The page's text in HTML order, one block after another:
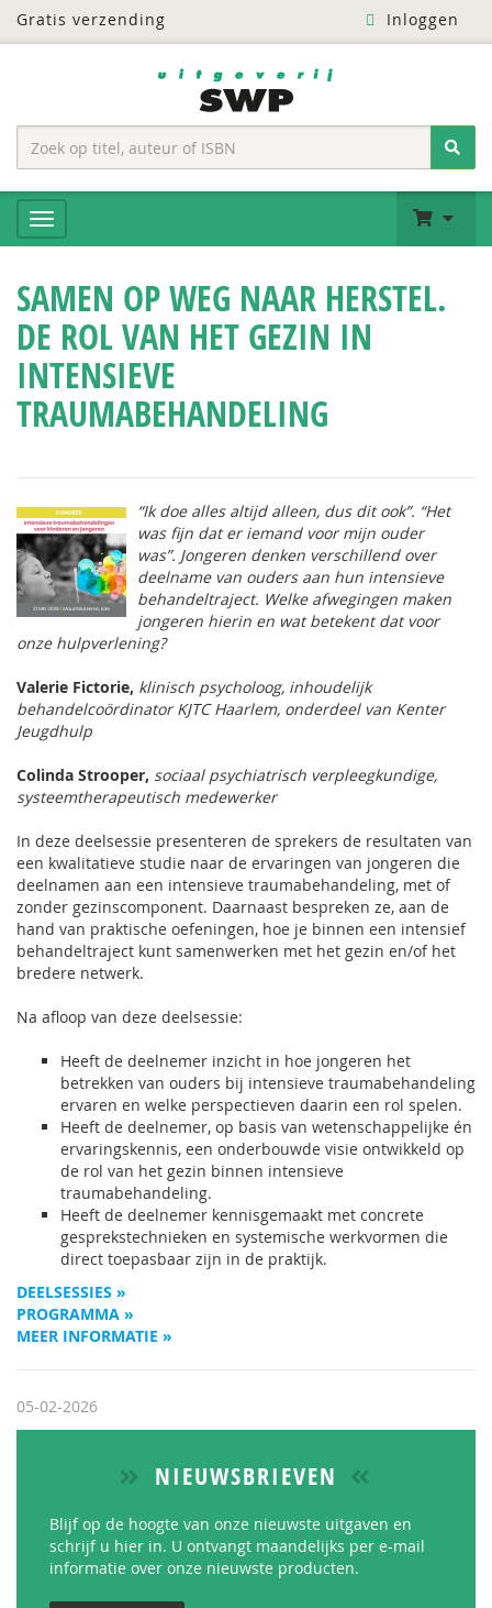
Gratis verzending Inloggen
SAMEN OP WEG NAAR HERSTEL.
DE ROL VAN HET GEZIN IN
INTENSIEVE
TRAUMABEHANDELING
“Ik doe alles altijd alleen, dus dit ook”. “Het
was fijn dat er iemand voor mijn ouder
was”. Jongeren denken verschillend over
deelname van ouders aan hun intensieve
behandeltraject. Welke afwegingen maken
jongeren hierin en wat betekent dat voor
onze hulpverlening?
Valerie Fictorie, klinisch psycholoog, inhoudelijk
behandelcoördinator KJTC Haarlem, onderdeel van Kenter
Jeugdhulp
Colinda Strooper, sociaal psychiatrisch verpleegkundige,
systeemtherapeutisch medewerker
In deze deelsessie presenteren de sprekers de resultaten van
een kwalitatieve studie naar de ervaringen van jongeren die
deelnamen aan een intensieve traumabehandeling, met of
zonder gezinscomponent. Daarnaast bespreken ze, aan de
hand van praktische oefeningen, hoe je binnen een intensief
behandeltraject kunt samenwerken met het gezin en/of het
bredere netwerk.
Na afloop van deze deelsessie:
Heeft de deelnemer inzicht in hoe jongeren het
betrekken van ouders bij intensieve traumabehandeling
ervaren en welke perspectieven daarin een rol spelen.
Heeft de deelnemer, op basis van wetenschappelijke én
ervaringskennis, een onderbouwde visie ontwikkeld op
de rol van het gezin binnen intensieve
traumabehandeling.
Heeft de deelnemer kennisgemaakt met concrete
gesprekstechnieken en systemische werkvormen die
direct toepasbaar zijn in de praktijk.
DEELSESSIES »
PROGRAMMA »
MEER INFORMATIE »
05-02-2026
NIEUWSBRIEVEN
Blijf op de hoogte van onze nieuwste uitgaven en
schrijf u hier in. U ontvangt maandelijks per e-mail
informatie over onze nieuwste producten.